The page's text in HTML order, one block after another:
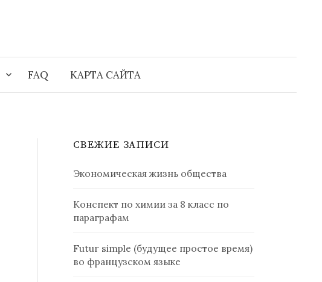
FAQ КАРТА САЙТА
Найти:
СВЕЖИЕ ЗАПИСИ
Экономическая жизнь общества
Конспект по химии за 8 класс по
параграфам
Futur simple (будущее простое время)
во французском языке